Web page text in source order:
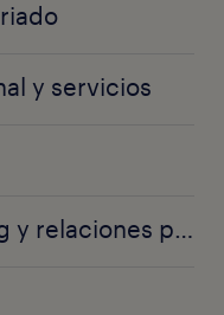
y servicios
comunicación, marketing y relaciones públicas